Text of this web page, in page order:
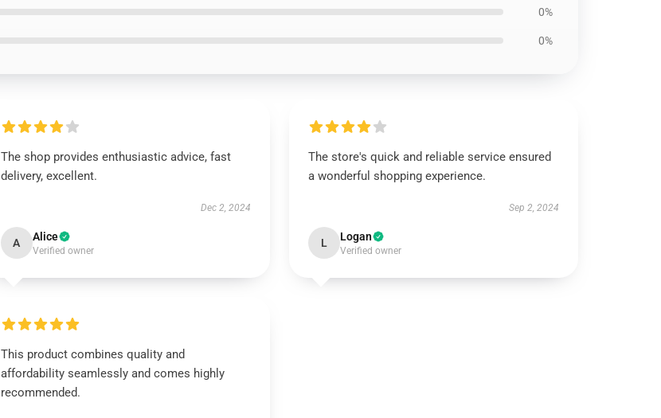
0%
0%
The shop provides enthusiastic advice, fast
delivery, excellent.
Dec 2, 2024
A Alice
Verified owner
The store's quick and reliable service ensured
a wonderful shopping experience.
Sep 2, 2024
L Logan
Verified owner
This product combines quality and
affordability seamlessly and comes highly
recommended.